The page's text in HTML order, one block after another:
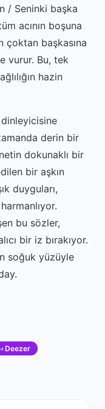
/ Seninki başka
acının boşuna
çoktan başkasına
vurur. Bu, tek
hazin
derin bir
dokunaklı bir
bir aşkın
duyguları,
bu sözler,
bir iz bırakıyor.
soğuk yüzüyle
Deezer